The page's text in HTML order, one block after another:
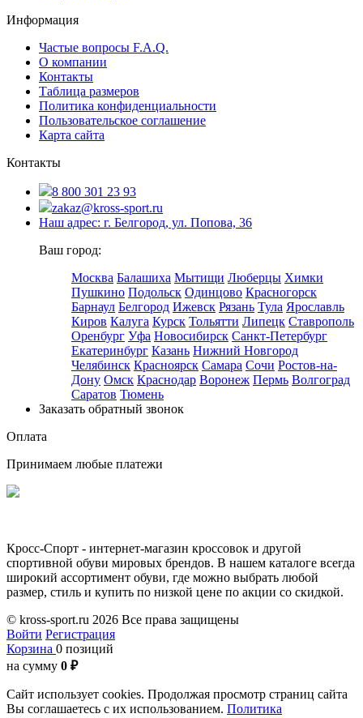
Информация
Частые вопросы F.A.Q.
О компании
Контакты
Таблица размеров
Политика конфиденциальности
Пользовательское соглашение
Карта сайта
Контакты
8 800 301 23 93
zakaz@kross-sport.ru
Наш адрес: г. Белгород, ул. Попова, 36
Ваш город:
Москва Балашиха Мытищи Люберцы Химки
Пушкино Подольск Одинцово Красногорск
Барнаул Белгород Ижевск Рязань Тула Ярославль
Киров Калуга Курск Тольятти Липецк Ставрополь
Оренбург Уфа Новосибирск Санкт-Петербург
Екатеринбург Казань Нижний Новгород
Челябинск Красноярск Самара Сочи Ростов-на-
Дону Омск Краснодар Воронеж Пермь Волгоград
Саратов Тюмень
Заказать обратный звонок
Оплата
Принимаем любые платежи
Кросс-Спорт - интернет-магазин кроссовок и другой
спортивной обуви мировых брендов. В нашем каталоге всегда
широкий ассортимент обуви, где можно выбрать любой
размер, стиль и купить по низкой цене по акции со скидкой.
© kross-sport.ru 2026 Все права защищены
Войти Регистрация
Корзина 0 позиций
на сумму 0 ₽
Сайт использует cookies. Продолжая просмотр страниц сайта
Вы соглашаетесь с их использованием. Политика